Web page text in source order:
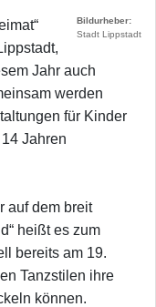
Bildurheber
Stadt Lippstadt
Jahr auch
werden
für Kinder
Jahren
auf dem breit
heißt es zum
bereits am 19.
Tanzstilen ihre
können.